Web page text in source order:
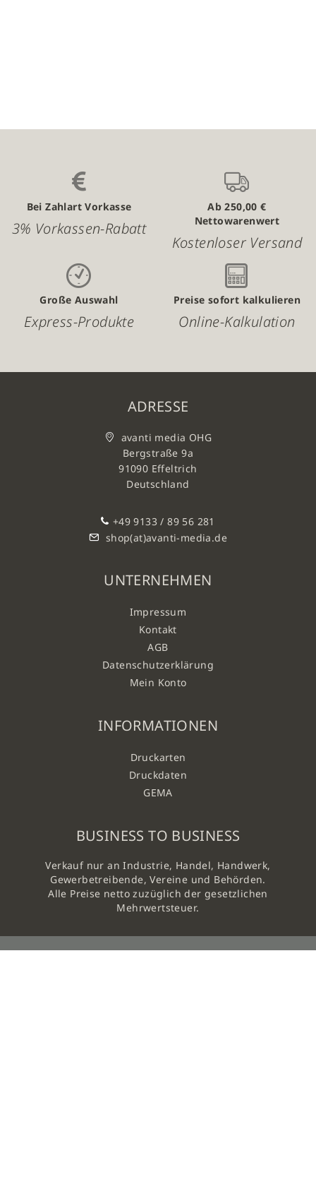
Bei Zahlart Vorkasse
3% Vorkassen-Rabatt
Ab 250,00 €
Nettowarenwert
Kostenloser Versand
Große Auswahl
Express-Produkte
Preise sofort kalkulieren
Online-Kalkulation
ADRESSE
avanti media OHG
Bergstraße 9a
91090 Effeltrich
Deutschland
+49 9133 / 89 56 281
shop(at)avanti-media.de
UNTERNEHMEN
Impressum
Kontakt
AGB
Datenschutzerklärung
Mein Konto
INFORMATIONEN
Druckarten
Druckdaten
GEMA
BUSINESS TO BUSINESS
Verkauf nur an Industrie, Handel, Handwerk,
Gewerbetreibende, Vereine und Behörden.
Alle Preise netto zuzüglich der gesetzlichen
Mehrwertsteuer.